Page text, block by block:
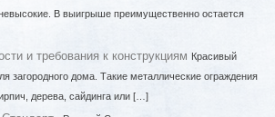
В выигрыше преимущественно остается
и требования к конструкциям Красивый
загородного дома. Такие металлические ограждения
дерева, сайдинга или […]